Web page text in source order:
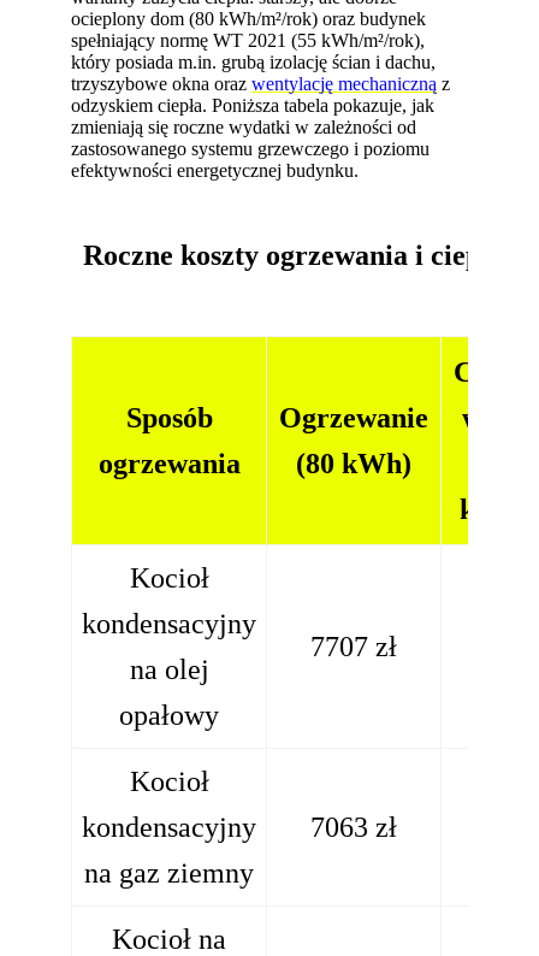
ocieplony dom (80 kWh/m²/rok) oraz budynek
spełniający normę WT 2021 (55 kWh/m²/rok),
który posiada m.in. grubą izolację ścian i dachu,
trzyszybowe okna orazwentylację mechaniczną z
odzyskiem ciepła. Poniższa tabela pokazuje, jak
zmieniają się roczne wydatki w zależności od
zastosowanego systemu grzewczego i poziomu
efektywności energetycznej budynku.
Roczne koszty ogrzewania i ciepłej
Sposób
ogrzewania
Ogrzewanie
(80 kWh)
Ciepła
woda
kWh)
Kocioł
kondensacyjny
na olej
opałowy
7707 zł
Kocioł
kondensacyjny
na gaz ziemny
7063 zł
Kocioł na